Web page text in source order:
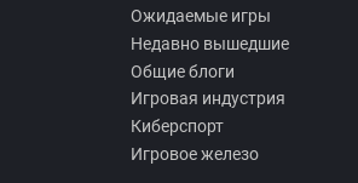
Ожидаемые игры
Недавно вышедшие
Общие блоги
Игровая индустрия
Киберспорт
Игровое железо